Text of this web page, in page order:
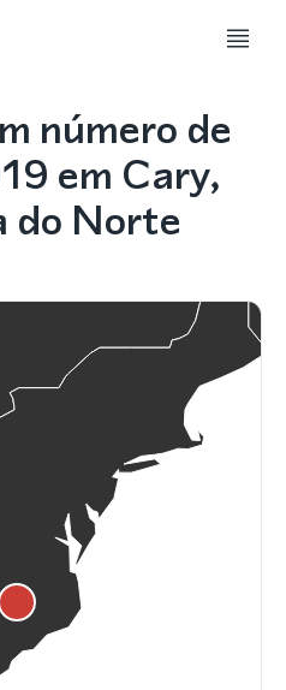
número de
em Cary,
do Norte